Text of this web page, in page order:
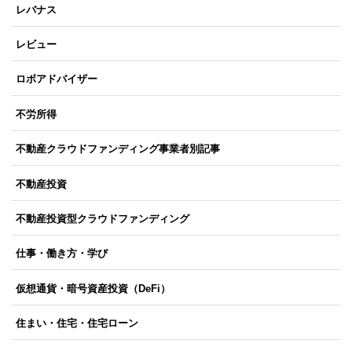
レバナス
レビュー
ロボアドバイザー
不労所得
不動産クラウドファンディング事業者別記事
不動産投資
不動産投資型クラウドファンディング
仕事・働き方・学び
仮想通貨・暗号資産投資（DeFi）
住まい・住宅・住宅ローン